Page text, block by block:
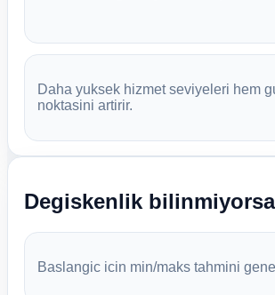
Daha yuksek hizmet seviyeleri hem
noktasini artirir.
Degiskenlik
Baslangic icin min/maks tahmini